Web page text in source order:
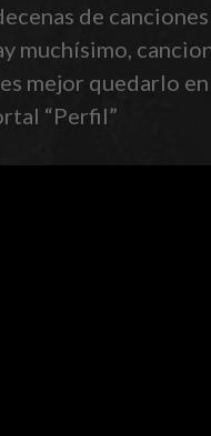
de
muchísimo,
mejor quedarlo
“Perfil”